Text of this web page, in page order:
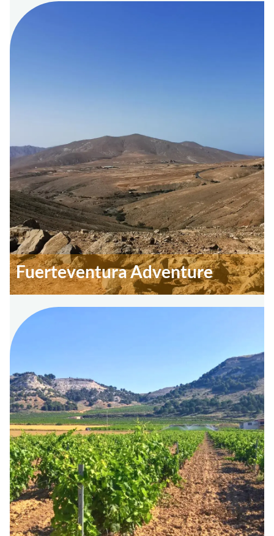
Fuerteventura Adventure